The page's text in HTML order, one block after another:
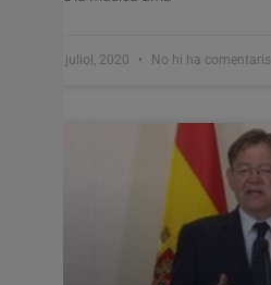
1 juliol, 2020 No hi ha comentaris